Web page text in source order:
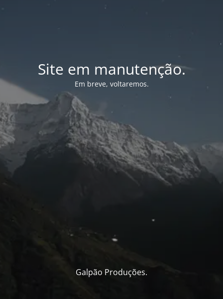
Site em manutenção.
Em breve, voltaremos.
Galpão Produções.